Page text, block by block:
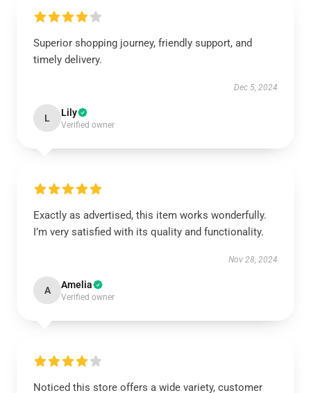
Superior shopping journey, friendly support, and
timely delivery.
Dec 5, 2024
L Lily
Verified owner
Exactly as advertised, this item works wonderfully.
I’m very satisfied with its quality and functionality.
Nov 28, 2024
A Amelia
Verified owner
Noticed this store offers a wide variety, customer